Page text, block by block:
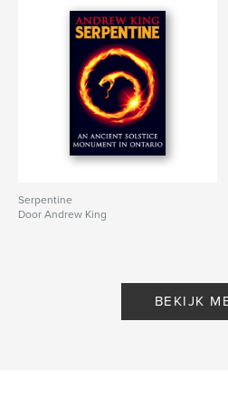
Serpentine
Door Andrew King
BEKIJK